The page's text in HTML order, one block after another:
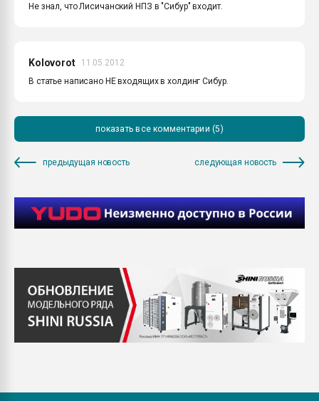
Не знал, что Лисичанский НПЗ в "Сибур" входит.
Kolovorot
11.05.2012
В статье написано НЕ входящих в холдинг Сибур.
показать все комментарии (5)
предыдущая новость следующая новость